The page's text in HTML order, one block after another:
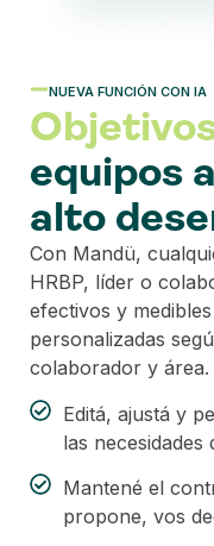
NUEVA FUNCIÓN CON IA
equipos
alto
Con Mandü,
HRBP, líder o
efectivos y
personalizadas
colaborador y área.
Editá, ajustá y
las necesidades
Mantené el
propone, vos